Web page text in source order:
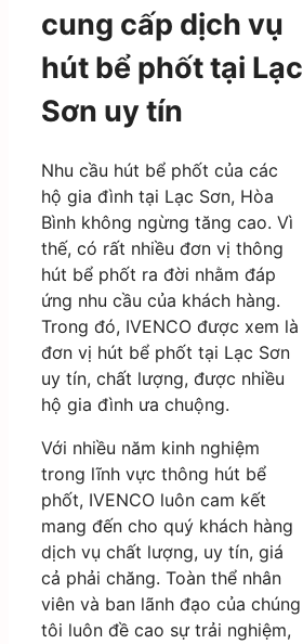
cung cấp dịch vụ
hút bể phốt tại Lạc
Sơn uy tín
Nhu cầu hút bể phốt của các
hộ gia đình tại Lạc Sơn, Hòa
Bình không ngừng tăng cao. Vì
thế, có rất nhiều đơn vị thông
hút bể phốt ra đời nhằm đáp
ứng nhu cầu của khách hàng.
Trong đó, IVENCO được xem là
đơn vị hút bể phốt tại Lạc Sơn
uy tín, chất lượng, được nhiều
hộ gia đình ưa chuộng.
Với nhiều năm kinh nghiệm
trong lĩnh vực thông hút bể
phốt, IVENCO luôn cam kết
mang đến cho quý khách hàng
dịch vụ chất lượng, uy tín, giá
cả phải chăng. Toàn thể nhân
viên và ban lãnh đạo của chúng
tôi luôn đề cao sự trải nghiệm,